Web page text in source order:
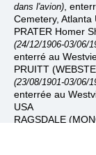
dans l'avion)
Cemetery, Atlanta
PRATER Homer
(24/12/1906-03/06/
enterré au
PRUITT
(23/08/1901-03/06/
enterrée au
USA
RAGSDALE